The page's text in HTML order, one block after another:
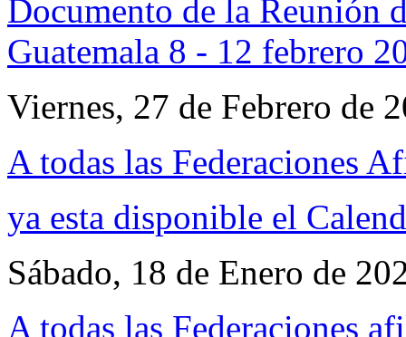
Documento de la Reunión
Guatemala 8 - 12 febrero
Viernes, 27 de Febrero de
A todas las Federaciones
ya esta disponible el
Sábado, 18 de Enero de
A todas las Federaciones